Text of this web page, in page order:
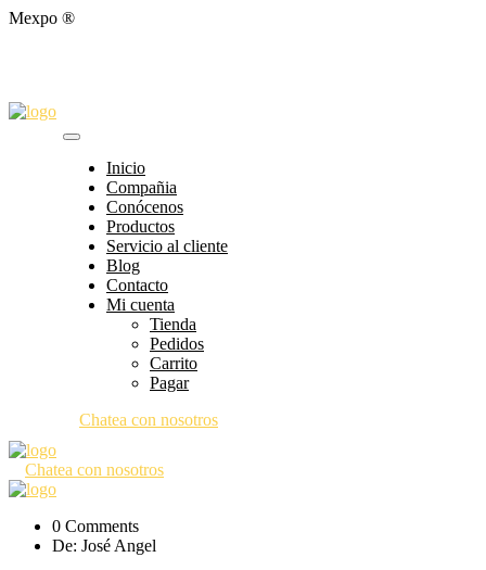
Mexpo ®
Inicio
Compañia
Conócenos
Productos
Servicio al cliente
Blog
Contacto
Mi cuenta
Tienda
Pedidos
Carrito
Pagar
Chatea con nosotros
Chatea con nosotros
0 Comments
De: José Angel